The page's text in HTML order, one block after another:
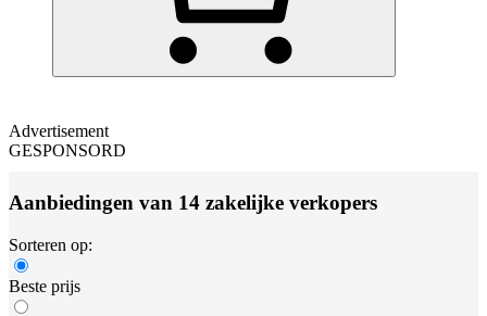
Advertisement
GESPONSORD
Aanbiedingen van 14 zakelijke verkopers
Sorteren op:
Beste prijs